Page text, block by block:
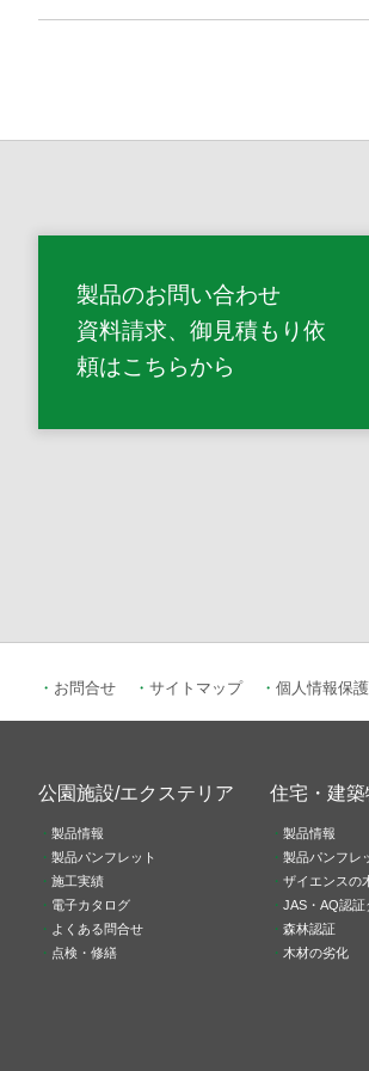
製品のお問い合わせ
資料請求、御見積もり依
頼はこちらから
お問合せ サイトマップ 個人情報保
公園施設/エクステリア
製品情報
製品パンフレット
施工実績
電子カタログ
よくある問合せ
点検・修繕
住宅・建
製品情報
製品パンフレ
ザイエンスの
JAS・AQ認証
森林認証
木材の劣化